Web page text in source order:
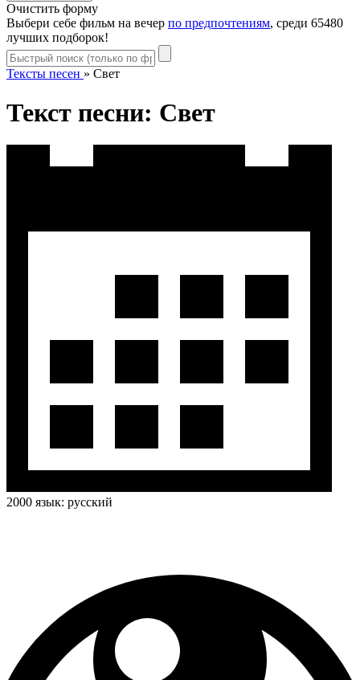
Очистить форму
Выбери себе фильм на вечер по предпочтениям, среди 65480
лучших подборок!
Тексты песен » Свет
Текст песни: Свет
2000 язык: русский